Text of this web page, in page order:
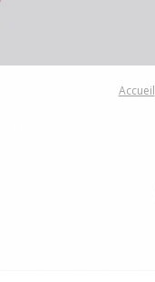
Accueil